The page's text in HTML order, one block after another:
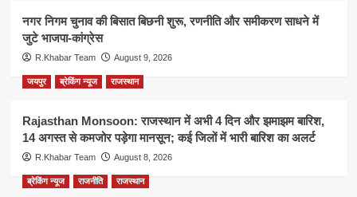
नगर निगम चुनाव की बिसात बिछनी शुरू, रणनीति और समीकरण साधने में
जुटे भाजपा-कांग्रेस
R.Khabar Team August 9, 2026
जयपुर ब्रेकिंग न्यूज राजस्थान
Rajasthan Monsoon: राजस्थान में अभी 4 दिन और झमाझम बारिश,
14 अगस्त से कमजोर पड़ेगा मानसून; कई जिलों में भारी बारिश का अलर्ट
R.Khabar Team August 8, 2026
ब्रेकिंग न्यूज राजनीति राजस्थान